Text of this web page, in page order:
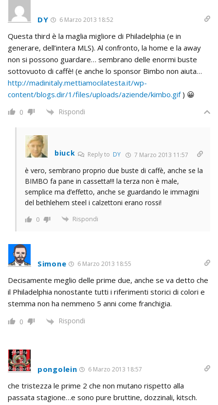
DY 6 Marzo 2013 18:52
Questa third è la maglia migliore di Philadelphia (e in
generare, dell’intera MLS). Al confronto, la home e la away
non si possono guardare… sembrano delle enormi buste
sottovuoto di caffè! (e anche lo sponsor Bimbo non aiuta…
http://madinitaly.mettiamocilatesta.it/wp-
content/blogs.dir/1/files/uploads/aziende/kimbo.gif) 😀
0 Rispondi
biuck Reply to DY 7 Marzo 2013 11:57
è vero, sembrano proprio due buste di caffè, anche se la
BIMBO fa pane in cassetta!!! la terza non è male,
semplice ma d’effetto, anche se guardando le immagini
del bethlehem steel i calzettoni erano rossi!
0 Rispondi
Simone 6 Marzo 2013 18:55
Decisamente meglio delle prime due, anche se va detto che
il Philadelphia nonostante tutti i riferimenti storici di colori e
stemma non ha nemmeno 5 anni come franchigia.
0 Rispondi
pongolein 6 Marzo 2013 18:57
che tristezza le prime 2 che non mutano rispetto alla
passata stagione…e sono pure bruttine, dozzinali, kitsch.